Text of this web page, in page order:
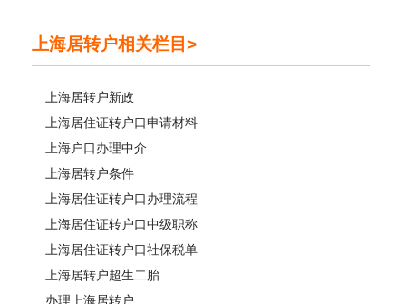
上海居转户相关栏目>
上海居转户新政
上海居住证转户口申请材料
上海户口办理中介
上海居转户条件
上海居住证转户口办理流程
上海居住证转户口中级职称
上海居住证转户口社保税单
上海居转户超生二胎
办理上海居转户